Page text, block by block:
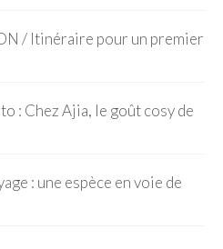
/ Itinéraire pour un premier
: Chez Ajia, le goût cosy de
: une espèce en voie de